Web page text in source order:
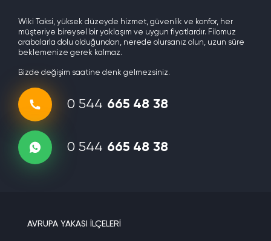
Wiki Taksi, yüksek düzeyde hizmet, güvenlik ve konfor, her
müşteriye bireysel bir yaklaşım ve uygun fiyatlardır. Filomuz
arabalarla dolu olduğundan, nerede olursanız olun, uzun süre
beklemenize gerek kalmaz.
Bizde değişim saatine denk gelmezsiniz.
0 544 665 48 38
0 544 665 48 38
AVRUPA YAKASI İLÇELERİ